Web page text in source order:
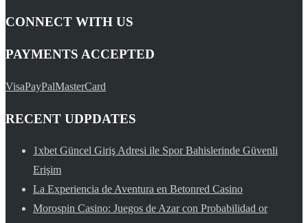
CONNECT WITH US
PAYMENTS ACCEPTED
VisaPayPalMasterCard
RECENT UDPDATES
1xbet Güncel Giriş Adresi ile Spor Bahislerinde Güvenli
Erişim
La Experiencia de Aventura en Betonred Casino
Morospin Casino: Juegos de Azar con Probabilidad or